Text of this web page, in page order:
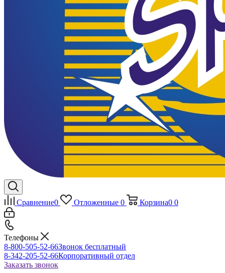
Сравнение0 Отложенные 0 Корзина0 0
Телефоны
8-800-505-52-66Звонок бесплатный
8-342-205-52-66Корпоративный отдел
Заказать звонок